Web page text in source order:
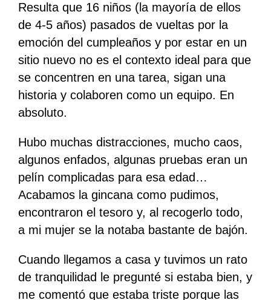
Resulta que 16 niños (la mayoría de ellos
de 4-5 años) pasados de vueltas por la
emoción del cumpleaños y por estar en un
sitio nuevo no es el contexto ideal para que
se concentren en una tarea, sigan una
historia y colaboren como un equipo. En
absoluto.
Hubo muchas distracciones, mucho caos,
algunos enfados, algunas pruebas eran un
pelín complicadas para esa edad…
Acabamos la gincana como pudimos,
encontraron el tesoro y, al recogerlo todo,
a mi mujer se la notaba bastante de bajón.
Cuando llegamos a casa y tuvimos un rato
de tranquilidad le pregunté si estaba bien, y
me comentó que estaba triste porque las